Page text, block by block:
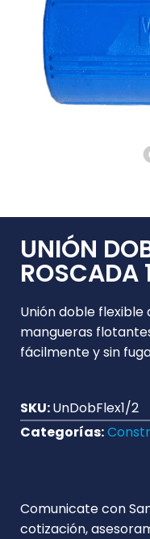
UNIÓN
ROSCADA
Unión doble
mangueras
fácilmente y sin
SKU:UnDobFlex1/2
Categorías:
Comunicate con
cotización,